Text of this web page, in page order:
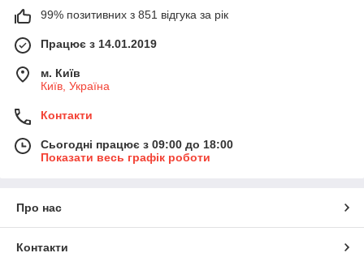
99% позитивних з 851 відгука за рік
Працює з 14.01.2019
м. Київ
Київ, Україна
Контакти
Сьогодні працює з 09:00 до 18:00
Показати весь графік роботи
Про нас
Контакти